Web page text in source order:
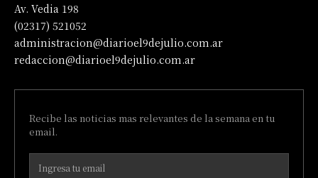
Av. Vedia 198
(02317) 521052
administracion@diarioel9dejulio.com.ar
redaccion@diarioel9dejulio.com.ar
Recibe las noticias mas relevantes de la semana en tu
email.